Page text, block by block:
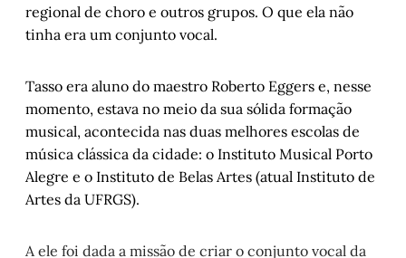
compreender o Brasil contemporâneo, por
Wagner Nabarro e Natalia Sá Britto
Machado Luciano
As primeiras reduções do Tape, por Artur
Barcelos
Entre o mundo e eu - Capítulo VI, por
Marlon Pires Ramos
Cordel do Corte Raso - Capítulo 5
regional de choro e outros grupos. O que ela não
tinha era um conjunto vocal.
Tasso era aluno do maestro Roberto Eggers e, nesse
momento, estava no meio da sua sólida formação
musical, acontecida nas duas melhores escolas de
música clássica da cidade: o Instituto Musical Porto
Alegre e o Instituto de Belas Artes (atual Instituto de
Artes da UFRGS).
A ele foi dada a missão de criar o conjunto vocal da